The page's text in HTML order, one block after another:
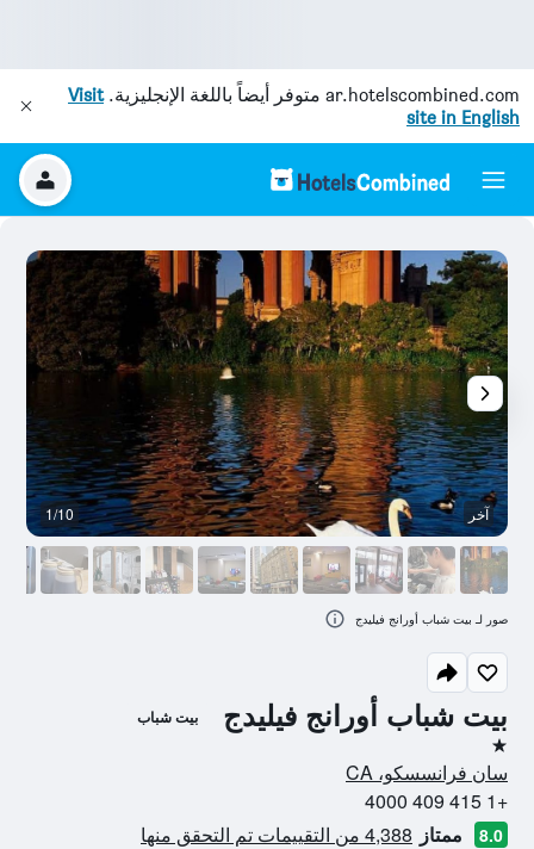
ar.hotelscombined.com متوفر أيضاً باللغة الإنجليزية.Visit
site in English
بيت شباب أورانج فيليدج بيت شباب
نجمة واحدة
سان فرانسسكو، CA
+1 415 409 4000
8.0 ممتاز 4,388 من التقييمات تم التحقق منها
آخر 1/10
صور لـ بيت شباب أورانج فيليدج